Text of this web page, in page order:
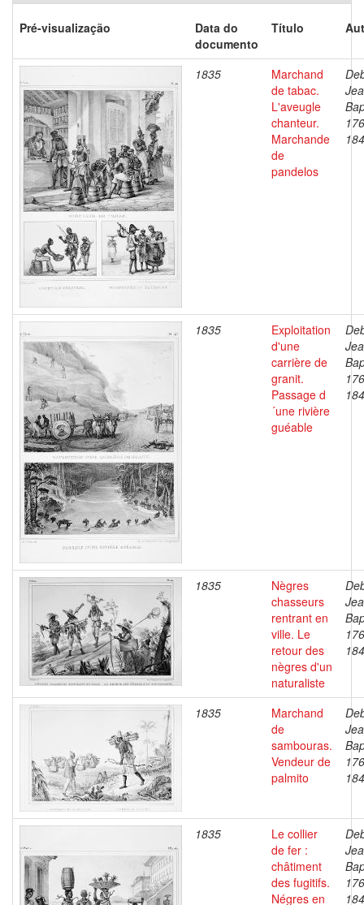
Pré-visualização
Data do
documento
Título
1835
Marchand
de tabac.
L'aveugle
chanteur.
Marchande
de
pandelos
1835
Exploitation
d'une
carrière de
granit.
Passage d
´une rivière
guéable
1835
Nègres
chasseurs
rentrant en
ville. Le
retour des
nègres d'un
naturaliste
1835
Marchand
de
sambouras.
Vendeur de
palmito
1835
Le collier
de fer :
châtiment
des fugitifs.
Négres en